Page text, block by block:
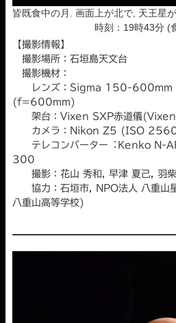
皆既食中の月. 画面上が北で, 天王星
時刻：19時43分 (
【撮影情報】
撮影場所：石垣島天文台
撮影機材：
レンズ：Sigma 150-600mm
(f=600mm)
架台：Vixen SXP赤道儀
カメラ：Nikon Z5 (ISO
テレコンバーター︓Kenko N-
300
撮影：花山 秀和, 早津 夏己, 羽
協力：石垣市, NPO法人 八重山
八重山高等学校)